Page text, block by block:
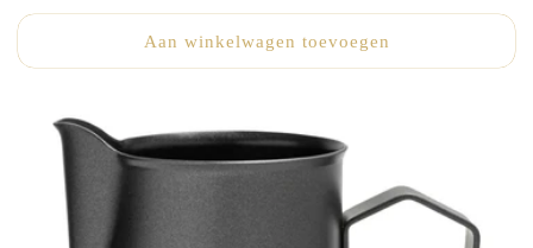
prijs
Aan winkelwagen toevoegen